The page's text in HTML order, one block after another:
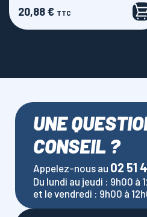
Prix
20,88 € TTC
UNE
CONSEIL ?
Appelez-nous au 02 51
Du lundi au jeudi : 9h00 à
et le vendredi : 9h00 à